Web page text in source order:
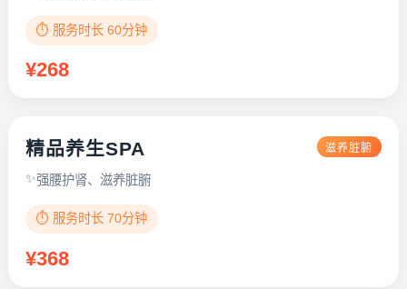
⏱️ 服务时长 60分钟
¥268
精品养生SPA 滋养脏腑
强腰护肾、滋养脏腑
⏱️ 服务时长 70分钟
¥368